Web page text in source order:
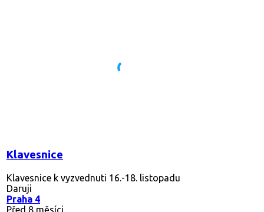
Klavesnice
Klavesnice k vyzvednuti 16.-18. listopadu
Daruji
Praha 4
Před 8 měsíci